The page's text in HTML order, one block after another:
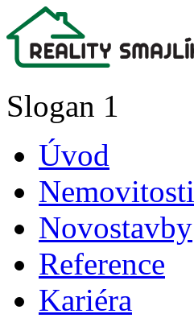
Slogan 1
Úvod
Nemovitosti
Novostavby
Reference
Kariéra